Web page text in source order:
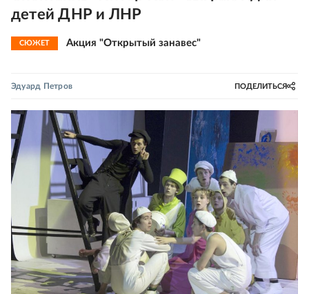
детей ДНР и ЛНР
СЮЖЕТ Акция "Открытый занавес"
Эдуард Петров ПОДЕЛИТЬСЯ